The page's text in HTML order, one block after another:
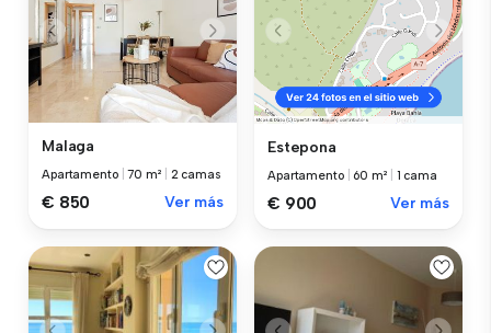
Malaga
Apartamento |70 m² 2 camas
€ 850 Ver más
Estepona
Apartamento 60 m² 1 cama
€ 900 Ver más